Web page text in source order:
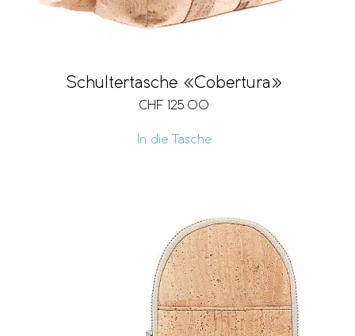
Schultertasche «Cobertura»
CHF 125.00
In die Tasche